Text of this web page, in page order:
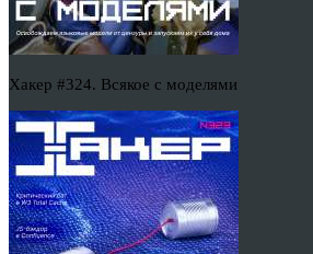
Хакер #324. Всякое с моделями